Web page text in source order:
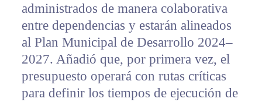
administrados de manera colaborativa
entre dependencias y estarán alineados
al Plan Municipal de Desarrollo 2024–
2027. Añadió que, por primera vez, el
presupuesto operará con rutas críticas
para definir los tiempos de ejecución de